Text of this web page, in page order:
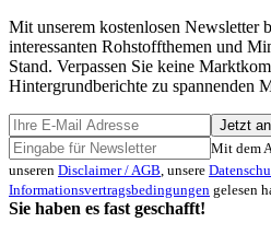
Mit unserem kostenlosen Newsletter
interessanten Rohstoffthemen und
Stand. Verpassen Sie keine
Hintergrundberichte zu spannenden
Jetzt
Mit dem
unseren Disclaimer / AGB , unsere
Informationsvertragsbedingungen gelesen
Sie haben es fast geschafft!